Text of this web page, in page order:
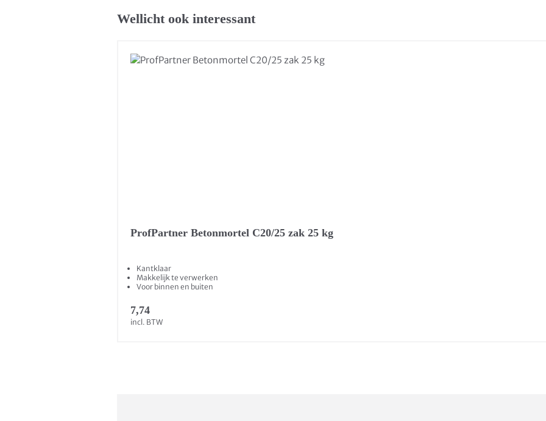
Wellicht ook interessant
ProfPartner Betonmortel C20/25 zak 25 kg
Kantklaar
Makkelijk te verwerken
Voor binnen en buiten
7,74
incl. BTW